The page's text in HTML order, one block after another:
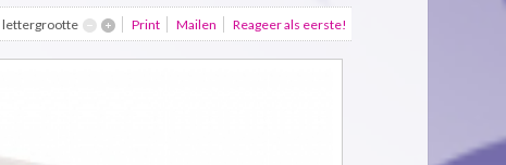
lettergrootte Print Mailen Reageer als eerste!